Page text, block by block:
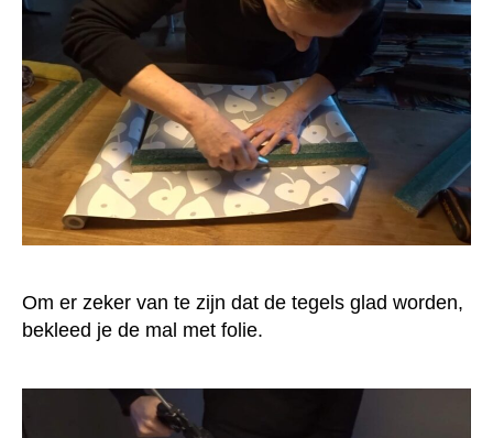
Om er zeker van te zijn dat de tegels glad worden,
bekleed je de mal met folie.